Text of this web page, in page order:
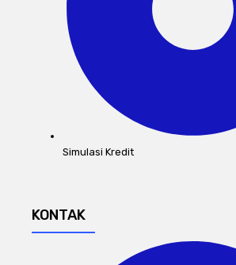
Simulasi Kredit
KONTAK